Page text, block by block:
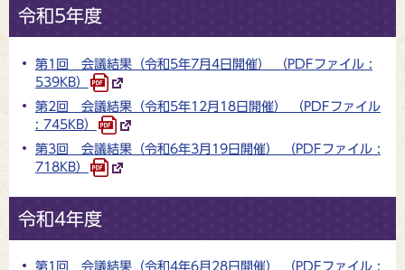
令和5年度
第1回 会議結果（令和5年7月4日開催） （PDFファイル :
539KB）
第2回 会議結果（令和5年12月18日開催） （PDFファイル
: 745KB）
第3回 会議結果（令和6年3月19日開催） （PDFファイル :
718KB）
令和4年度
第1回 会議結果（令和4年6月28日開催） （PDFファイル :